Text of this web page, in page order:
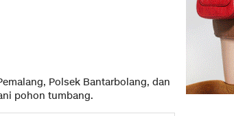
Polsek Bantarbolang, dan
pohon tumbang.